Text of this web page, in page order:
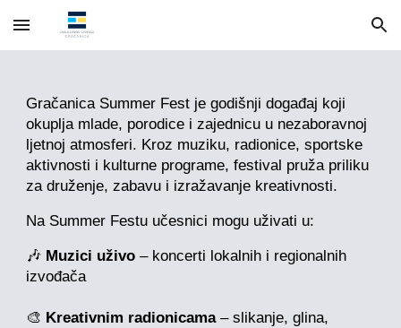
Skip to main content Skip to navigation
Gračanica Summer Fest je godišnji događaj koji
okuplja mlade, porodice i zajednicu u nezaboravnoj
ljetnoj atmosferi. Kroz muziku, radionice, sportske
aktivnosti i kulturne programe, festival pruža priliku
za druženje, zabavu i izražavanje kreativnosti.
Na Summer Festu učesnici mogu uživati u:
🎶 Muzici uživo – koncerti lokalnih i regionalnih
izvođača
🎨 Kreativnim radionicama– slikanje, glina,